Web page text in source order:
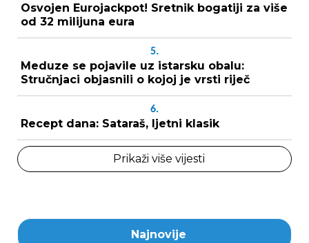
Osvojen Eurojackpot! Sretnik bogatiji za više
od 32 milijuna eura
5.
Meduze se pojavile uz istarsku obalu:
Stručnjaci objasnili o kojoj je vrsti riječ
6.
Recept dana: Sataraš, ljetni klasik
Prikaži više vijesti
Najnovije